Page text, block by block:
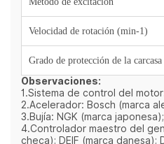
Velocidad de rotación (min-1)
Grado de protección de la carcasa
Observaciones:
1.Sistema de control del
2.Acelerador: Bosch (marca
3.Bujía: NGK (marca japonesa);
4.Controlador maestro del
checa); DEIF (marca danesa);